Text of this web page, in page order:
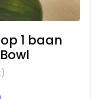
1 baan